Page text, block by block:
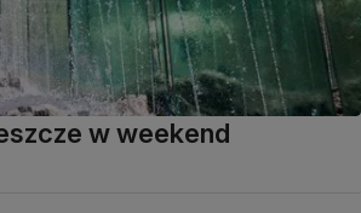
w weekend